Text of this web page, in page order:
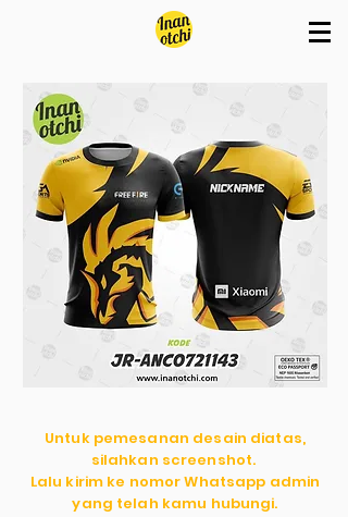
Untuk pemesanan desain diatas,
silahkan screenshot.
Lalu kirim ke nomor Whatsapp admin
yang telah kamu hubungi.